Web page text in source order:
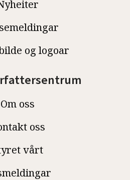
og logoar
Om oss
oss
vårt